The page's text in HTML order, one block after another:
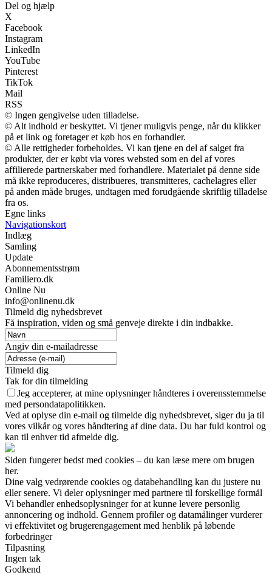
Del og hjælp
X
Facebook
Instagram
LinkedIn
YouTube
Pinterest
TikTok
Mail
RSS
© Ingen gengivelse uden tilladelse.
© Alt indhold er beskyttet. Vi tjener muligvis penge, når du klikker
på et link og foretager et køb hos en forhandler.
© Alle rettigheder forbeholdes. Vi kan tjene en del af salget fra
produkter, der er købt via vores websted som en del af vores
affilierede partnerskaber med forhandlere. Materialet på denne side
må ikke reproduceres, distribueres, transmitteres, cachelagres eller
på anden måde bruges, undtagen med forudgående skriftlig tilladelse
fra os.
Egne links
Navigationskort
Indlæg
Samling
Update
Abonnementsstrøm
Familiero.dk
Online Nu
info@onlinenu.dk
Tilmeld dig nyhedsbrevet
Få inspiration, viden og små genveje direkte i din indbakke.
Angiv din e-mailadresse
Tilmeld dig
Tak for din tilmelding
Jeg accepterer, at mine oplysninger håndteres i overensstemmelse
med persondatapolitikken.
Ved at oplyse din e-mail og tilmelde dig nyhedsbrevet, siger du ja til
vores vilkår og vores håndtering af dine data. Du har fuld kontrol og
kan til enhver tid afmelde dig.
Siden fungerer bedst med cookies – du kan læse mere om brugen
her.
Dine valg vedrørende cookies og databehandling kan du justere nu
eller senere. Vi deler oplysninger med partnere til forskellige formål
Vi behandler enhedsoplysninger for at kunne levere personlig
annoncering og indhold. Gennem profiler og datamålinger vurderer
vi effektivitet og brugerengagement med henblik på løbende
forbedringer
Tilpasning
Ingen tak
Godkend